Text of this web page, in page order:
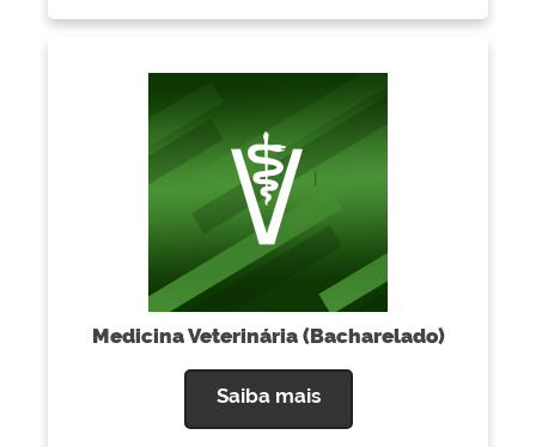
Medicina Veterinária (Bacharelado)
Saiba mais